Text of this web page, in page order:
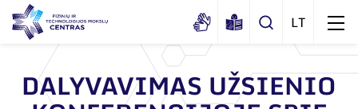
DALYVAVIMAS UŽSIENIO